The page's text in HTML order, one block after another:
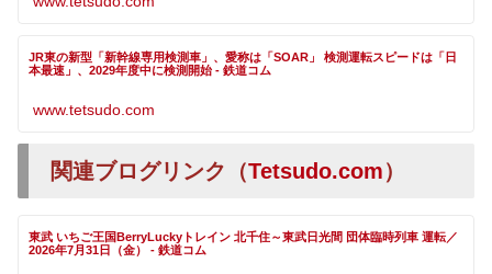
JR東の新型「新幹線専用検測車」、愛称は「SOAR」 検測運転スピードは「日
本最速」、2029年度中に検測開始 - 鉄道コム
www.tetsudo.com
関連ブログリンク（Tetsudo.com）
東武 いちご王国BerryLuckyトレイン 北千住～東武日光間 団体臨時列車 運転／
2026年7月31日（金） - 鉄道コム